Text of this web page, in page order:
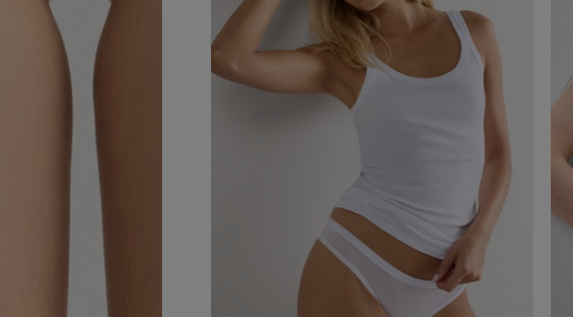
rundum wohlfühlen können.